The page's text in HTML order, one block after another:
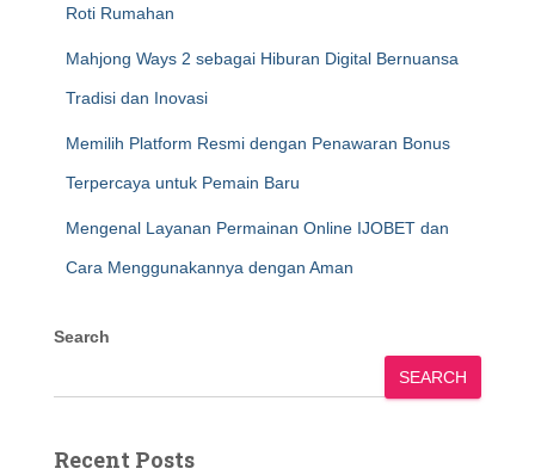
Roti Rumahan
Mahjong Ways 2 sebagai Hiburan Digital Bernuansa
Tradisi dan Inovasi
Memilih Platform Resmi dengan Penawaran Bonus
Terpercaya untuk Pemain Baru
Mengenal Layanan Permainan Online IJOBET dan
Cara Menggunakannya dengan Aman
Search
SEARCH
Recent Posts